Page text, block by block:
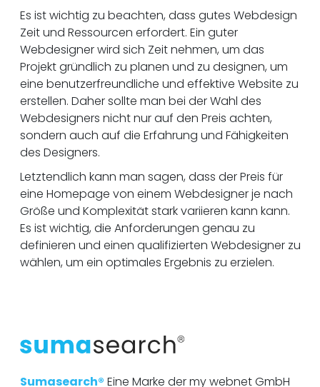
Es ist wichtig zu beachten, dass gutes Webdesign
Zeit und Ressourcen erfordert. Ein guter
Webdesigner wird sich Zeit nehmen, um das
Projekt gründlich zu planen und zu designen, um
eine benutzerfreundliche und effektive Website zu
erstellen. Daher sollte man bei der Wahl des
Webdesigners nicht nur auf den Preis achten,
sondern auch auf die Erfahrung und Fähigkeiten
des Designers.
Letztendlich kann man sagen, dass der Preis für
eine Homepage von einem Webdesigner je nach
Größe und Komplexität stark variieren kann kann.
Es ist wichtig, die Anforderungen genau zu
definieren und einen qualifizierten Webdesigner zu
wählen, um ein optimales Ergebnis zu erzielen.
Sumasearch® Eine Marke der my webnet GmbH